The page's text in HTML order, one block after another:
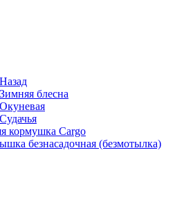
Назад
Зимняя блесна
Окуневая
Судачья
кормушка Cargo
безнасадочная (безмотылка)